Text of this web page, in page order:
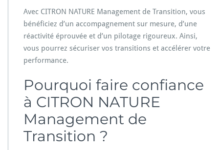
Avec CITRON NATURE Management de Transition, vous
bénéficiez d’un accompagnement sur mesure, d’une
réactivité éprouvée et d’un pilotage rigoureux. Ainsi,
vous pourrez sécuriser vos transitions et accélérer votre
performance.
Pourquoi faire confiance
à CITRON NATURE
Management de
Transition ?